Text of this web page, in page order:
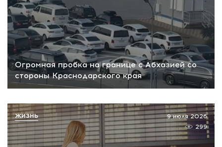
Огромная пробка на границе с Абхазией со
стороны Краснодарского края
9 июля 2026
299
ЖИЗНЬ